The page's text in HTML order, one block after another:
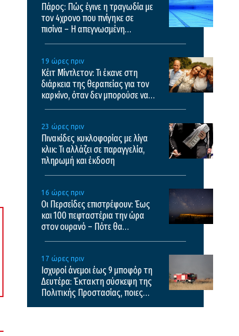
Πάρος: Πώς έγινε η τραγωδία με
τον 4χρονο που πνίγηκε σε
πισίνα – Η απεγνωσμένη
19 ώρες πριν
Κέιτ Μίντλετον: Τι έκανε στη
διάρκεια της θεραπείας για τον
καρκίνο, όταν δεν μπορούσε να
23 ώρες πριν
Πινακίδες κυκλοφορίας με λίγα
κλικ: Τι αλλάζει σε παραγγελία,
πληρωμή και έκδοση
16 ώρες πριν
Oι Περσείδες επιστρέφουν: Έως
και 100 πεφταστέρια την ώρα
στον ουρανό – Πότε θα
17 ώρες πριν
Ισχυροί άνεμοι έως 9 μποφόρ τη
Δευτέρα: Έκτακτη σύσκεψη της
Πολιτικής Προστασίας, ποιες